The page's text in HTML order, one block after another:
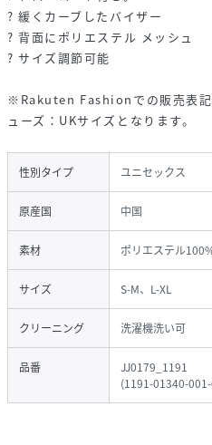
? 緩くカーブしたバイザー
? 背面にポリエステル メッシュ
? サイズ調節可能
※Rakuten Fashionでの販売表記
ューズ：UKサイズとなります。
性別タイプ ユニセックス
原産国 中国
素材 ポリエステル
サイズ S-M、L-XL
クリーニング 洗濯機洗い可
品番
JJ0179_1191
(1191-01340-